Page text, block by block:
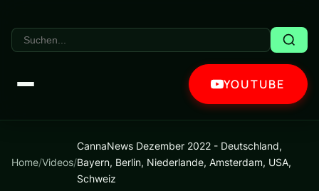
YOUTUBE
Home/Videos/
CannaNews Dezember 2022 - Deutschland,
Bayern, Berlin, Niederlande, Amsterdam, USA,
Schweiz